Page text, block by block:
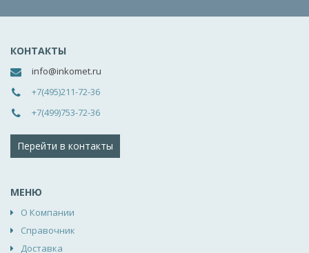
КОНТАКТЫ
info@inkomet.ru
+7(495)211-72-36
+7(499)753-72-36
Перейти в контакты
МЕНЮ
О Компании
Справочник
Доставка